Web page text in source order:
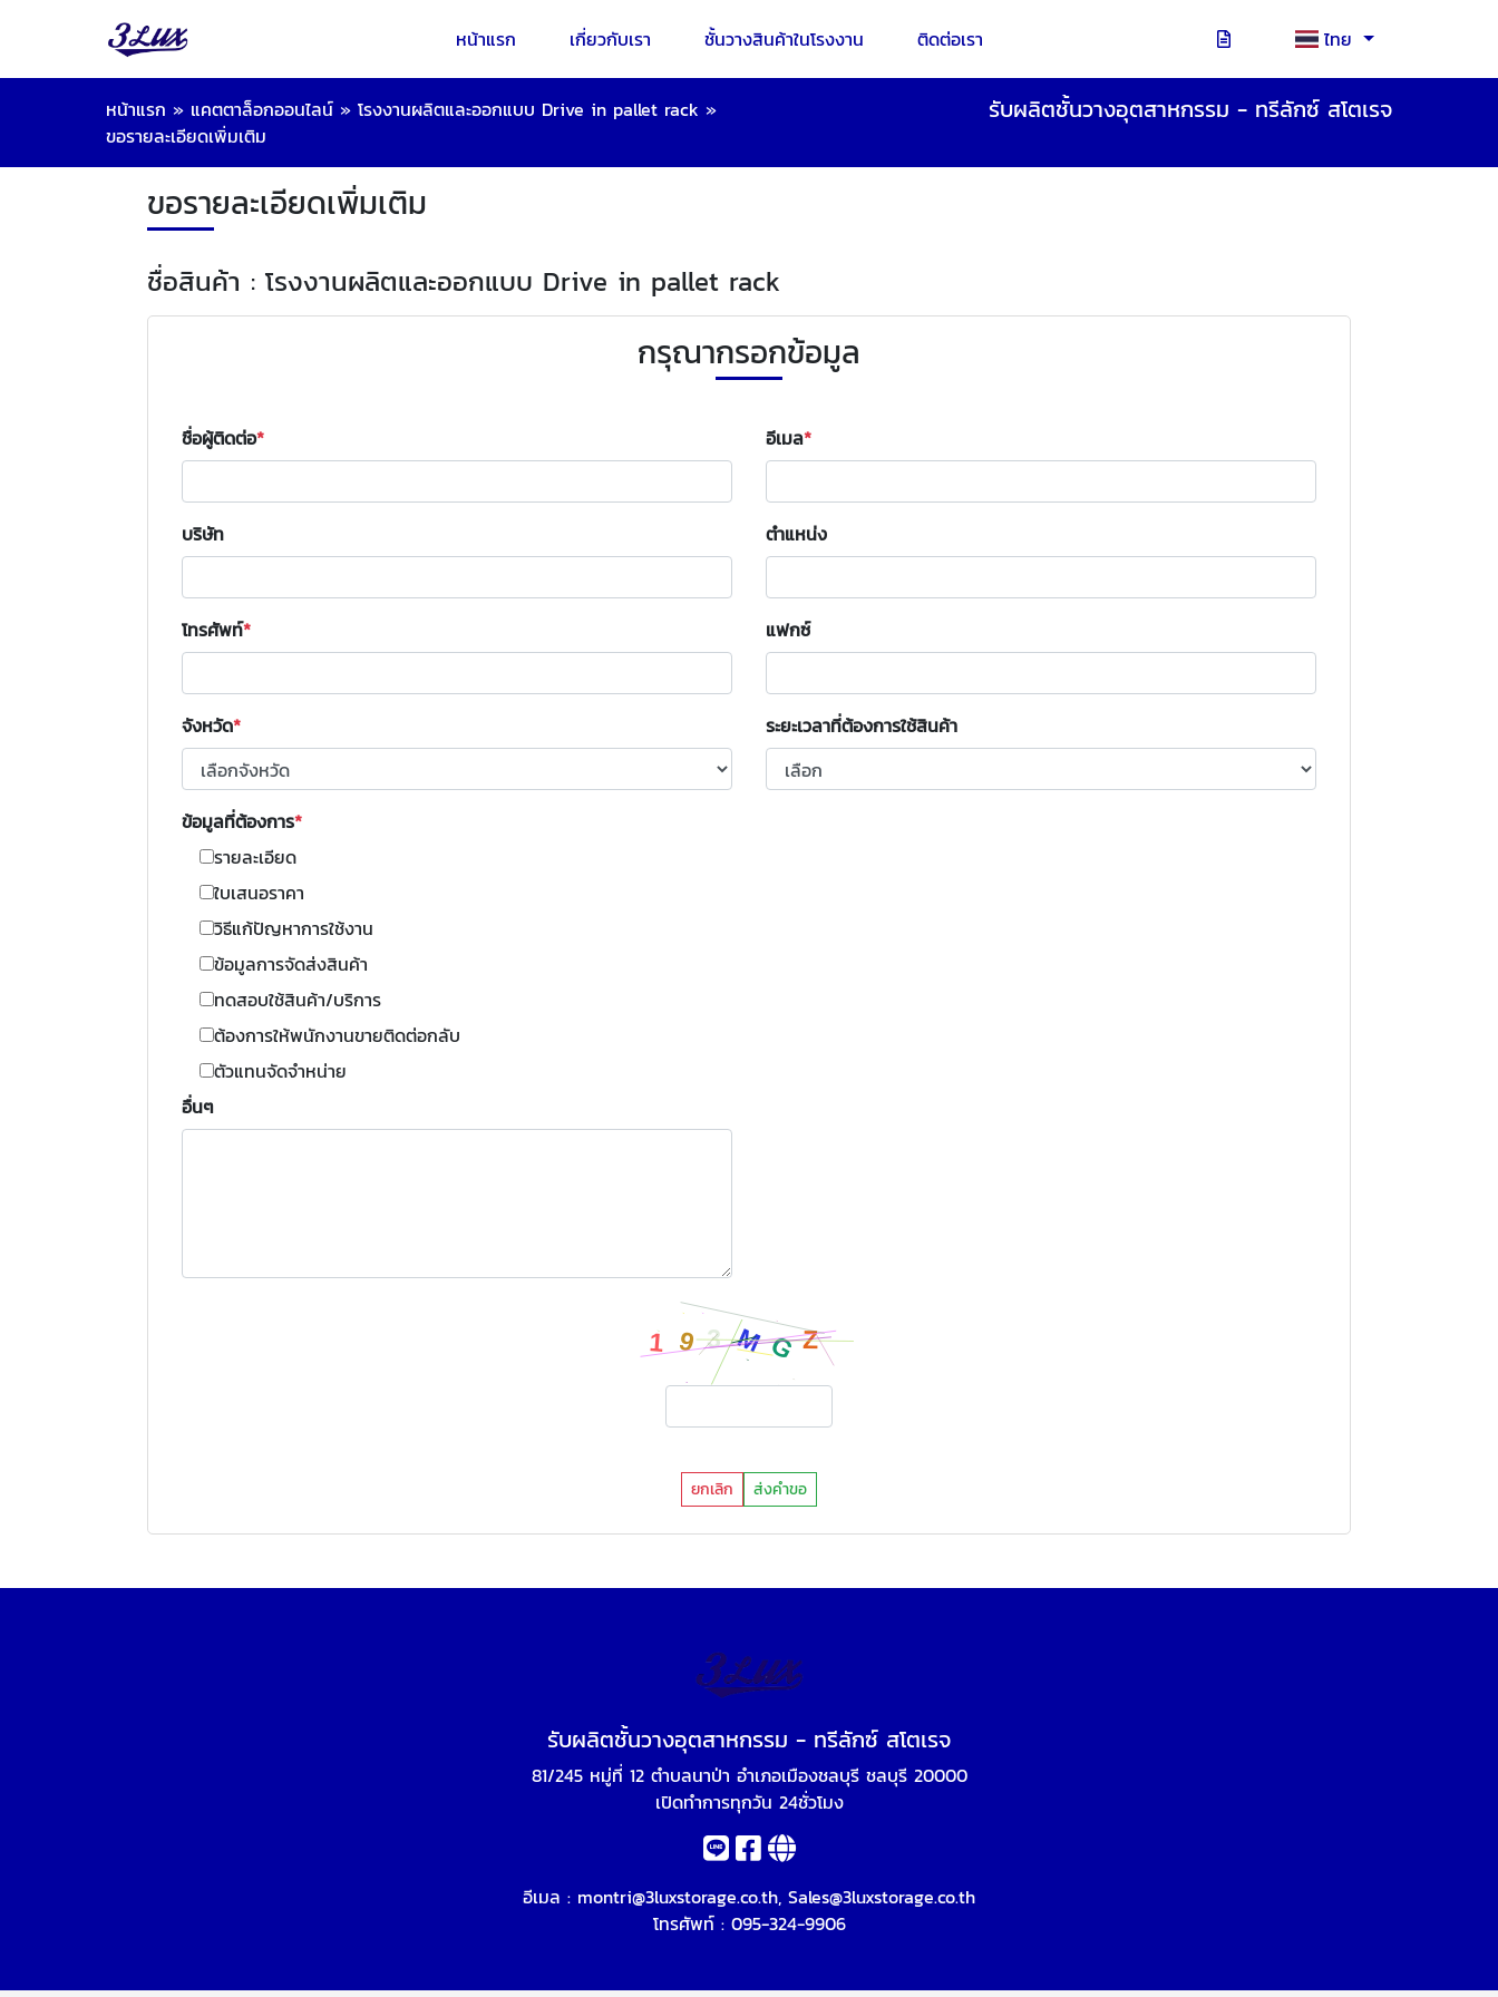
หน้าแรก เกี่ยวกับเรา ชั้นวางสินค้าในโรงงาน ติดต่อเรา ไทย
หน้าแรก » แคตตาล็อกออนไลน์ » โรงงานผลิตและออกแบบ Drive in pallet rack »
ขอรายละเอียดเพิ่มเติม
รับผลิตชั้นวางอุตสาหกรรม - ทรีลักซ์ สโตเรจ
ขอรายละเอียดเพิ่มเติม
ชื่อสินค้า : โรงงานผลิตและออกแบบ Drive in pallet rack
กรุณากรอกข้อมูล
ชื่อผู้ติดต่อ อีเมล
บริษัท ตำแหน่ง
โทรศัพท์ แฟกซ์
จังหวัด ระยะเวลาที่ต้องการใช้สินค้า
ข้อมูลที่ต้องการ
รายละเอียด
ใบเสนอราคา
วิธีแก้ปัญหาการใช้งาน
ข้อมูลการจัดส่งสินค้า
ทดสอบใช้สินค้า/บริการ
ต้องการให้พนักงานขายติดต่อกลับ
ตัวแทนจัดจำหน่าย
อื่นๆ
ยกเลิก ส่งคำขอ
รับผลิตชั้นวางอุตสาหกรรม - ทรีลักซ์ สโตเรจ
81/245 หมู่ที่ 12 ตำบลนาป่า อำเภอเมืองชลบุรี ชลบุรี 20000
เปิดทำการทุกวัน 24ชั่วโมง
อีเมล : montri@3luxstorage.co.th, Sales@3luxstorage.co.th
โทรศัพท์ : 095-324-9906